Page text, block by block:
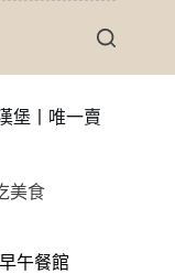
堡丨唯一賣
美食
午餐館